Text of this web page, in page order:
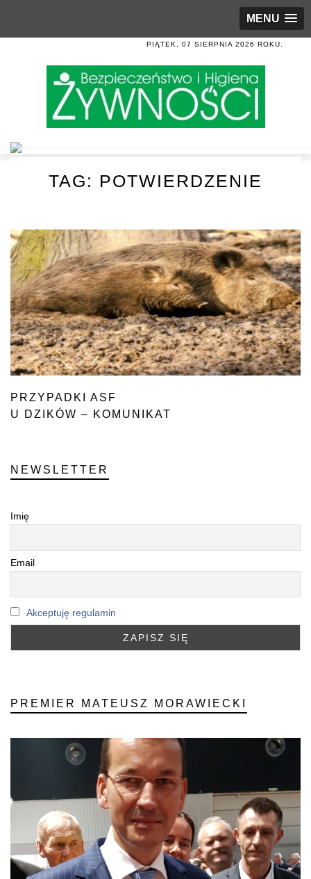
MENU
PIĄTEK, 07 SIERPNIA 2026 ROKU.
TAG: POTWIERDZENIE
PRZYPADKI ASF
U DZIKÓW – KOMUNIKAT
NEWSLETTER
Imię
Email
Akceptuję regulamin
PREMIER MATEUSZ MORAWIECKI